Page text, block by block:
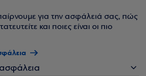
για την ασφάλειά σας, πώς
και ποιες είναι οι πιο